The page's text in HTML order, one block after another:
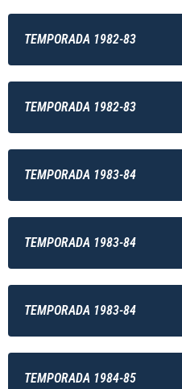
TEMPORADA 1982-83
TEMPORADA 1982-83
TEMPORADA 1983-84
TEMPORADA 1983-84
TEMPORADA 1983-84
TEMPORADA 1984-85